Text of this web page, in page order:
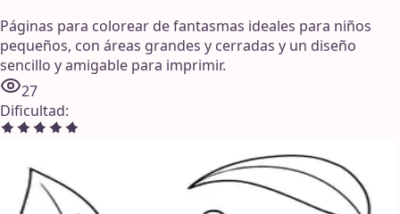
Páginas para colorear de fantasmas ideales para niños
pequeños, con áreas grandes y cerradas y un diseño
sencillo y amigable para imprimir.
27
Dificultad: